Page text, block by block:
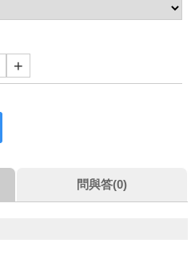
+
問與答(0)